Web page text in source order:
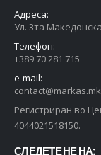
Адреса:
Ул. 3та
Телефон:
+389 70 281 715
e-mail:
contact@markas.mk
Регистриран во
4044021518150.
СЛЕДЕТЕ НЕ НА: